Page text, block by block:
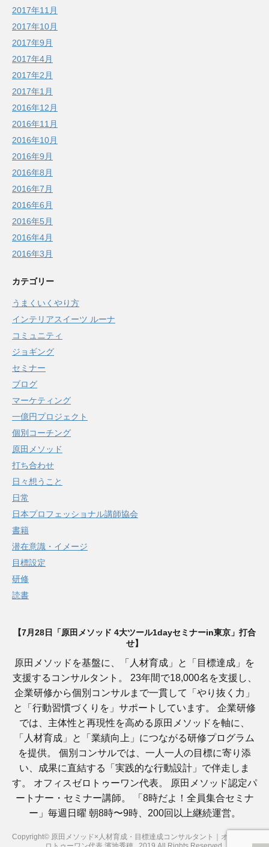
2017年11月
2017年10月
2017年9月
2017年4月
2017年2月
2017年1月
2016年12月
2016年11月
2016年10月
2016年9月
2016年8月
2016年7月
2016年6月
2016年5月
2016年4月
2016年3月
カテゴリー
うまくいくやり方
インテリアスイーツ ルーナ
コミュニティ
ジョギング
セミナー
ブログ
マーケティング
一億円プロジェクト
個別コーチング
原田メソッド
打ち合わせ
日々想うこと
日常
日本プロフェッショナル講師協会
書籍
潜在意識・イメージ
目標設定
研修
読書
【7月28日「原田メソッド 4大ツール1dayセミナーin東京」打合
せ】
原田メソッドを基盤に、「人材育成」と「目標達成」を
支援するコンサルタント。 23年間で18,000名を支援し、
企業研修から個別コンサルまで一貫して「やり抜く力」
と「行動習慣づくりを」サポートしています。 企業研修
では、主体性と再現性を高める原田メソッドを軸に、
「人材育成」と「業績向上」につながる研修プログラム
を提供。 個別コンサルでは、一人一人の目標に寄り添
い、成果に直結する「実践的な行動設計」で伴走しま
す。 オフィスゼロトゥーワン代表。 原田メソッド認定パ
ートナー・セミナー講師。 「8時だよ！全員集合セミナ
ー」毎週日曜 朝8時〜9時、200回以上継続運営。
Copyright© 原田メソッド×人材育成・目標達成コンサルタント｜オフィスゼ